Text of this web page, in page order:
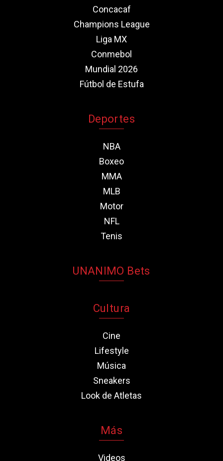
Concacaf
Champions League
Liga MX
Conmebol
Mundial 2026
Fútbol de Estufa
Deportes
NBA
Boxeo
MMA
MLB
Motor
NFL
Tenis
UNANIMO Bets
Cultura
Cine
Lifestyle
Música
Sneakers
Look de Atletas
Más
Videos